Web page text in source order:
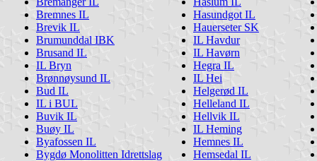
Bremnes IL
Brevik IL
Brumunddal IBK
Brusand IL
IL Bryn
Brønnøysund IL
Bud IL
IL i BUL
Buvik IL
Buøy IL
Byafossen IL
Bygdø Monolitten Idrettslag
Hasundgot IL
Hauerseter SK
IL Havdur
IL Havørn
Hegra IL
IL Hei
Helgerød IL
Helleland IL
Hellvik IL
IL Heming
Hemnes IL
Hemsedal IL